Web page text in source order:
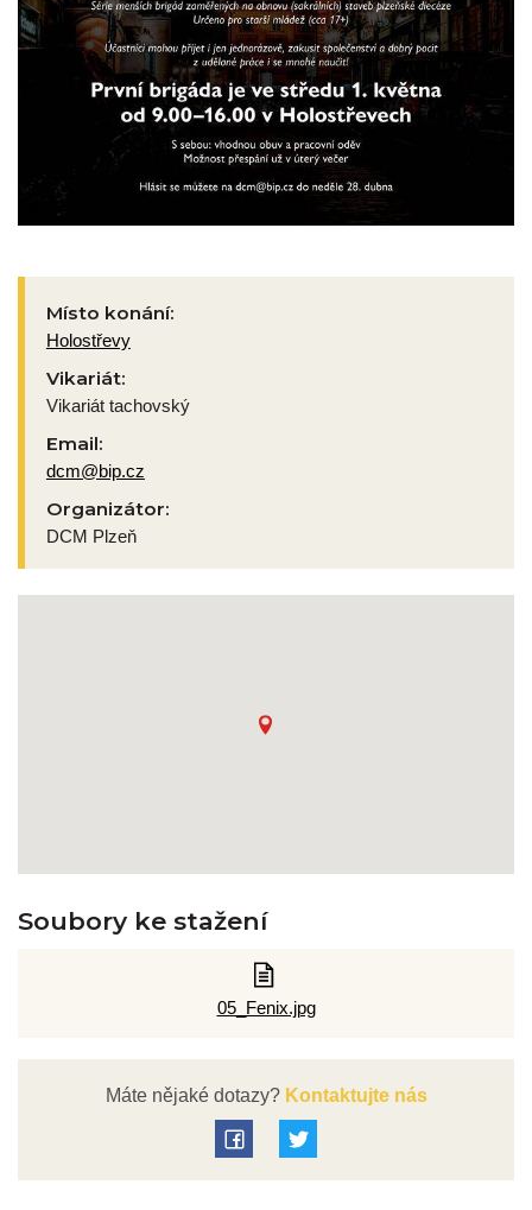
Místo konání:
Holostřevy
Vikariát:
Vikariát tachovský
Email:
dcm@bip.cz
Organizátor:
DCM Plzeň
Soubory ke stažení
05_Fenix.jpg
Máte nějaké dotazy?Kontaktujte nás